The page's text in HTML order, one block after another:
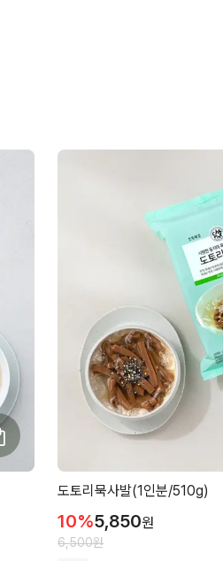
도토리묵사발(1인분/510g)
10%5,850원
6,500원